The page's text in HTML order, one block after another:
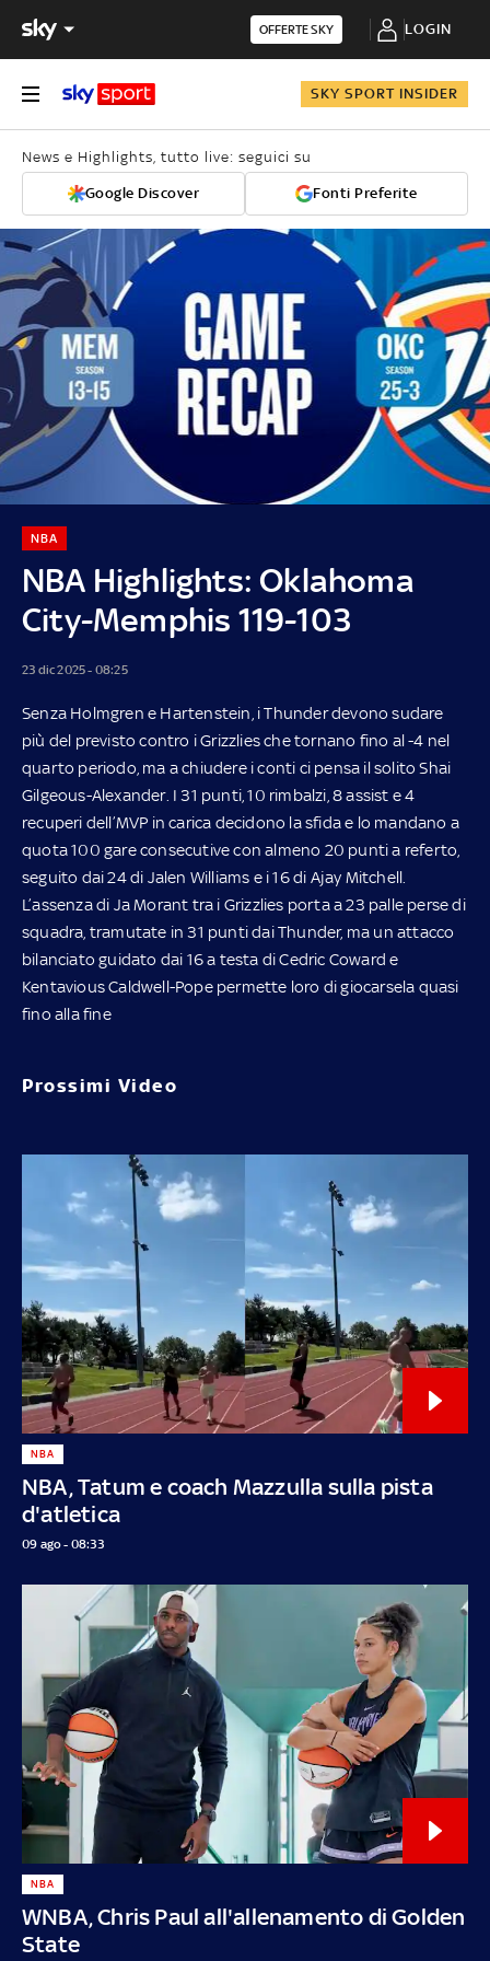
OFFERTE SKY LOGIN
SKY SPORT INSIDER
News e Highlights, tutto live: seguici su
Google Discover Fonti Preferite
NBA Highlights: Oklahoma
City-Memphis 119-103
NBA
23 dic 2025 - 08:25
Senza Holmgren e Hartenstein, i Thunder devono sudare
più del previsto contro i Grizzlies che tornano fino al -4 nel
quarto periodo, ma a chiudere i conti ci pensa il solito Shai
Gilgeous-Alexander. I 31 punti, 10 rimbalzi, 8 assist e 4
recuperi dell’MVP in carica decidono la sfida e lo mandano a
quota 100 gare consecutive con almeno 20 punti a referto,
seguito dai 24 di Jalen Williams e i 16 di Ajay Mitchell.
L’assenza di Ja Morant tra i Grizzlies porta a 23 palle perse di
squadra, tramutate in 31 punti dai Thunder, ma un attacco
bilanciato guidato dai 16 a testa di Cedric Coward e
Kentavious Caldwell-Pope permette loro di giocarsela quasi
fino alla fine
Prossimi Video
NBA, Tatum e coach Mazzulla sulla pista
d'atletica
NBA
09 ago - 08:33
WNBA, Chris Paul all'allenamento di Golden
State
NBA